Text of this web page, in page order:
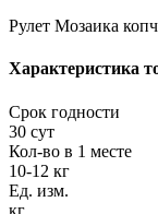
Рулет Мозаика
Характеристика
Срок годности
30 сут
Кол-во в 1 месте
10-12 кг
Ед. изм.
кг